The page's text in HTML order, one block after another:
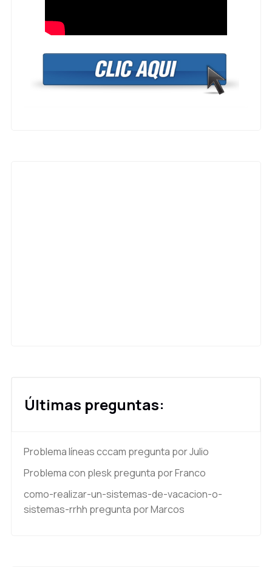
Últimas preguntas:
Problema líneas cccam pregunta por Julio
Problema con pleskpregunta por Franco
como-realizar-un-sistemas-de-vacacion-o-
sistemas-rrhh pregunta por Marcos